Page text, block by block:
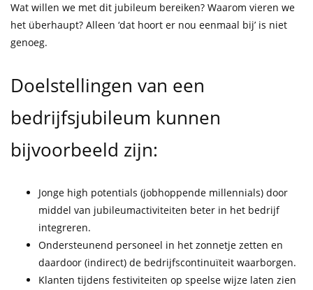
Wat willen we met dit jubileum bereiken? Waarom vieren we
het überhaupt? Alleen ‘dat hoort er nou eenmaal bij’ is niet
genoeg.
Doelstellingen van een
bedrijfsjubileum kunnen
bijvoorbeeld zijn:
Jonge high potentials (jobhoppende millennials) door
middel van jubileumactiviteiten beter in het bedrijf
integreren.
Ondersteunend personeel in het zonnetje zetten en
daardoor (indirect) de bedrijfscontinuïteit waarborgen.
Klanten tijdens festiviteiten op speelse wijze laten zien